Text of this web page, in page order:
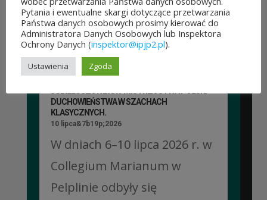
CZYTAJ DALEJ
DUCHOWIEŃSTWA W SZACHACH
KLASYCZNYCH.
10 lipca&7b19p;2026
W dniach 6–10 lipca 2026 r. w
Collegium Marianum w
Pelplinie odbyły się
Pytania i ewentualne skargi dotyczące przetwarzania
Państwa danych osobowych prosimy kierować do
Administratora Danych Osobowych lub Inspektora
Ochrony Danych (inspektor@ipjp2.pl).
Ustawienia Zgoda